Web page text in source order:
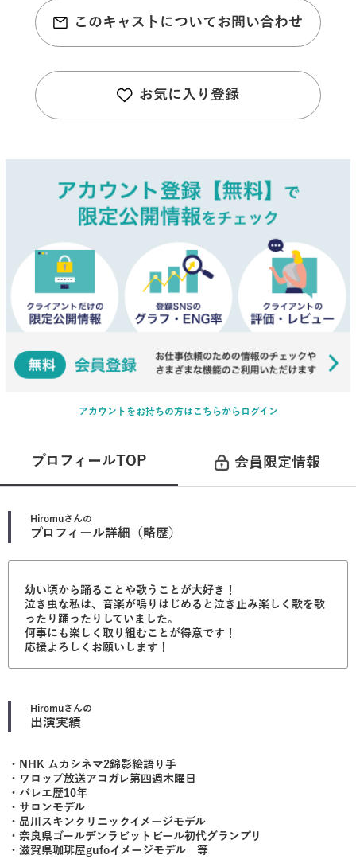
このキャストについてお問い合わせ
お気に入り登録
アカウントをお持ちの方はこちらからログイン
プロフィールTOP 会員限定情報
Hiromuさんの
プロフィール詳細（略歴）
幼い頃から踊ることや歌うことが大好き！
泣き虫な私は、音楽が鳴りはじめると泣き止み楽しく歌を歌
ったり踊ったりしていました。
何事にも楽しく取り組むことが得意です！
応援よろしくお願いします！
Hiromuさんの
出演実績
・NHK ムカシネマ2錦影絵語り手
・ワロップ放送アコガレ第四週木曜日
・バレエ歴10年
・サロンモデル
・品川スキンクリニックイメージモデル
・奈良県ゴールデンラビットビール初代グランプリ
・滋賀県珈琲屋gufoイメージモデル 等